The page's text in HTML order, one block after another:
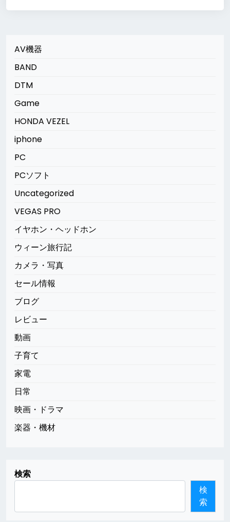
AV機器
BAND
DTM
Game
HONDA VEZEL
iphone
PC
PCソフト
Uncategorized
VEGAS PRO
イヤホン・ヘッドホン
ウィーン旅行記
カメラ・写真
セール情報
ブログ
レビュー
動画
子育て
家電
日常
映画・ドラマ
楽器・機材
検索
検
索